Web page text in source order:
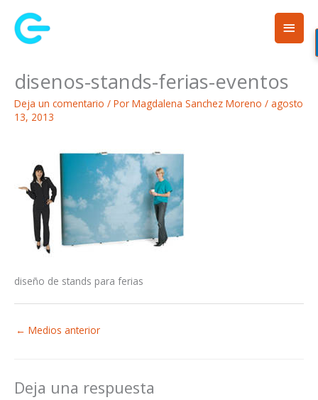
contenido
disenos-stands-ferias-eventos
Deja un comentario / Por Magdalena Sanchez Moreno / agosto
13, 2013
diseño de stands para ferias
← Medios anterior
Deja una respuesta